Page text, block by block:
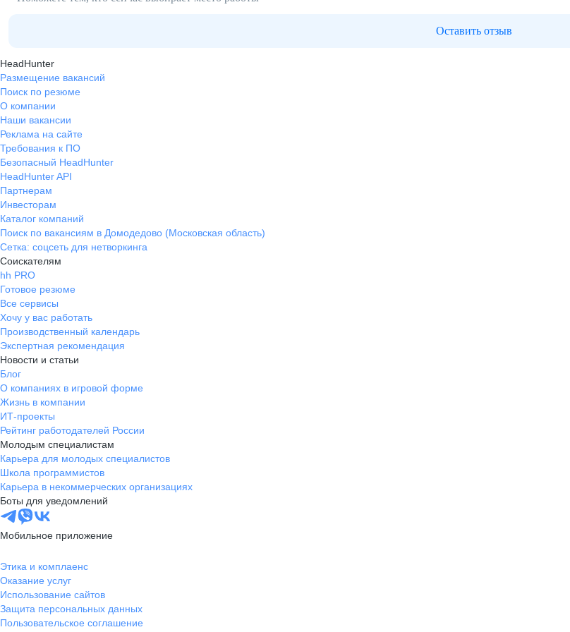
Оставить отзыв
HeadHunter
Размещение вакансий
Поиск по резюме
О компании
Наши вакансии
Реклама на сайте
Требования к ПО
Безопасный HeadHunter
HeadHunter API
Партнерам
Инвесторам
Каталог компаний
Поиск по вакансиям в Домодедово (Московская область)
Сетка: соцсеть для нетворкинга
Соискателям
hh PRO
Готовое резюме
Все сервисы
Хочу у вас работать
Производственный календарь
Экспертная рекомендация
Новости и статьи
Блог
О компаниях в игровой форме
Жизнь в компании
ИТ-проекты
Рейтинг работодателей России
Молодым специалистам
Карьера для молодых специалистов
Школа программистов
Карьера в некоммерческих организациях
Боты для уведомлений
Мобильное приложение
Этика и комплаенс
Оказание услуг
Использование сайтов
Защита персональных данных
Пользовательское соглашение